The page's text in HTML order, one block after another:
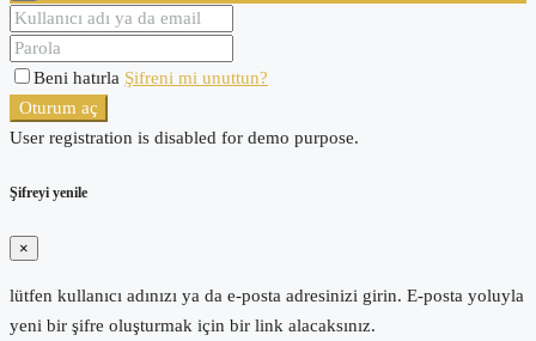
Beni hatırla Şifreni mi unuttun?
Oturum aç
User registration is disabled for demo purpose.
Şifreyi yenile
×
lütfen kullanıcı adınızı ya da e-posta adresinizi girin. E-posta yoluyla
yeni bir şifre oluşturmak için bir link alacaksınız.